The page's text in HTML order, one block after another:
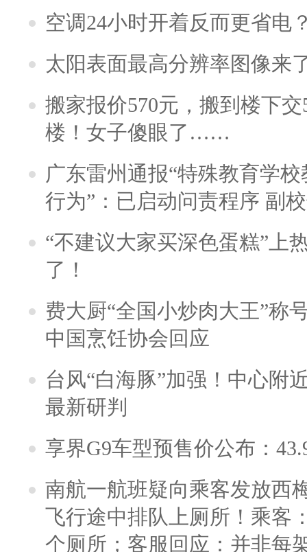
空调24小时开着反而更省电
太阳表面最高分辨率图像来
搬家报价570元，搬到楼下
楼！女子傻眼了……
广东雷州通报“特殊教育学
行为”：已启动问责程序 副
“不建议大家买深色蛋糕”上
了！
费大厨“全国小炒肉大王”称
中国烹饪协会回应
台风“白海豚”加强！中心附
最新研判
享界G9车型预售价公布：
南航一航班疑向乘客发放西
飞行途中排队上厕所！乘客
个厕所；客服回应：并非每